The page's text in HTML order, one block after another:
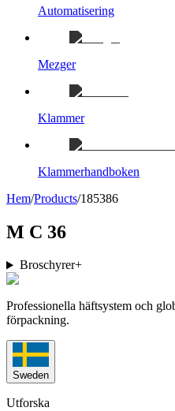
Automatisering
Mezger
Klammer
Klammerhandboken
Hem/Products/185386
M C 36
Broschyrer+
Professionella häftsystem och
förpackning.
Sweden
Utforska